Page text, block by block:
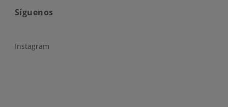
Síguenos
Instagram